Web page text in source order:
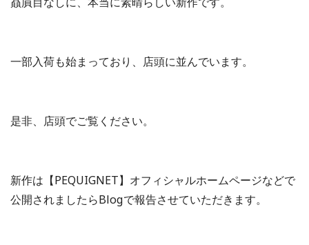
一部入荷も始まっており、店頭に並んでいます。
是非、店頭でご覧ください。
新作は【PEQUIGNET】オフィシャルホームページなどで
公開されましたらBlogで報告させていただきます。